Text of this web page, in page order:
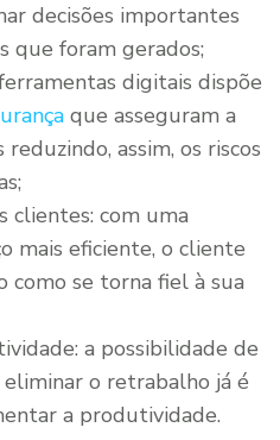
decisões importantes
que foram gerados;
digitais dispõe
que asseguram a
assim, os riscos
clientes: com uma
mais eficiente, o cliente
como se torna fiel à sua
a possibilidade de
o retrabalho já é
a produtividade.